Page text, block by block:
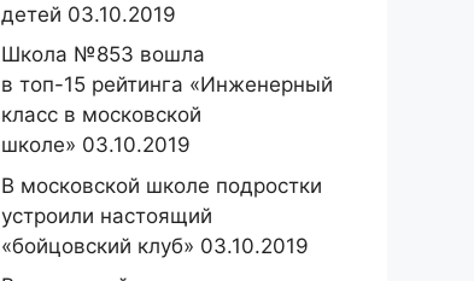
детей 03.10.2019
Школа №853 вошла
в топ-15 рейтинга «Инженерный
класс в московской
школе» 03.10.2019
В московской школе подростки
устроили настоящий
«бойцовский клуб» 03.10.2019